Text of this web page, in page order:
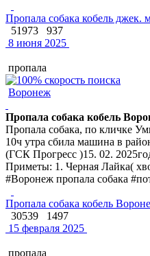
Пропала собака кобель
51973
937
8 июня 2025
пропала
Воронеж
Пропала собака кобель
Пропала собака, по кличке
10ч утра сбила машина в
(ГСК Прогресс )15. 02.
Приметы: 1. Черная Лайка(
#Воронеж пропала собака
Пропала собака кобель
30539
1497
15 февраля 2025
пропала